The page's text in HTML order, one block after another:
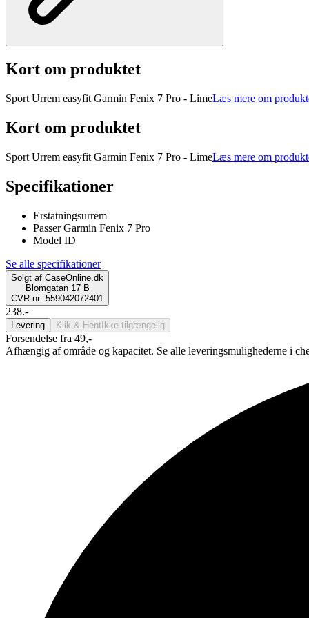
Kort om produktet
Sport Urrem easyfit Garmin Fenix 7 Pro - LimeLæs mere om
Kort om produktet
Sport Urrem easyfit Garmin Fenix 7 Pro - LimeLæs mere om
Specifikationer
Erstatningsurrem
Passer Garmin Fenix 7 Pro
Model ID
Se alle specifikationer
Solgt af CaseOnline.dk
Blomgatan 17 B
CVR-nr: 559042072401
238.-
Levering Klik & Hent Ikke tilgængelig
Forsendelse fra 49,-
Afhængig af område og kapacitet. Se alle leveringsmulighederne i